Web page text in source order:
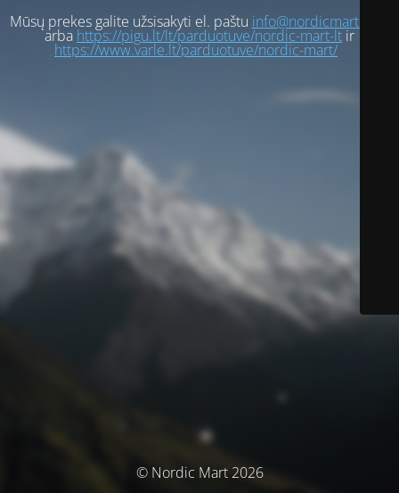
Mūsų prekes galite užsisakyti el. paštu info@nordicmart.com
arba https://pigu.lt/lt/parduotuve/nordic-mart-ltir
https://www.varle.lt/parduotuve/nordic-mart/
© Nordic Mart 2026